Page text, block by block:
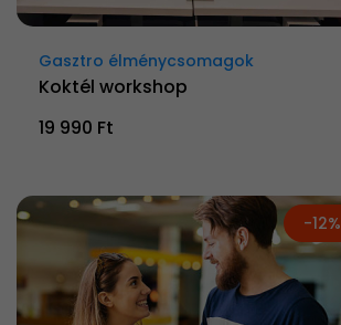
Gasztro élménycsomagok
Koktél workshop
19 990 Ft
-12%